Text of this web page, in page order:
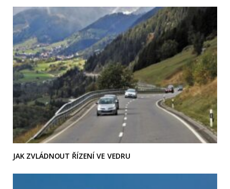
JAK ZVLÁDNOUT ŘÍZENÍ VE VEDRU